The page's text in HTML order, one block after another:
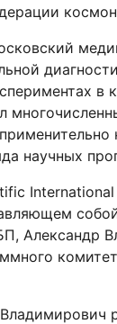
научных
Александр